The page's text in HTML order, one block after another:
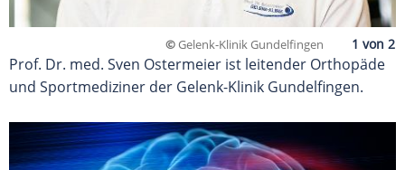
©Gelenk-Klinik Gundelfingen
Prof. Dr. med. Sven Ostermeier ist leitender Orthopäde
und Sportmediziner der Gelenk-Klinik Gundelfingen.